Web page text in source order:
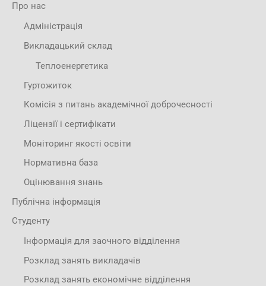
Про нас
Адміністрація
Викладацький склад
Теплоенергетика
Гуртожиток
Комісія з питань академічної доброчесності
Ліцензії і сертифікати
Моніторинг якості освіти
Нормативна база
Оцінювання знань
Публічна інформація
Студенту
Інформація для заочного відділення
Розклад занять викладачів
Розклад занять економічне відділення